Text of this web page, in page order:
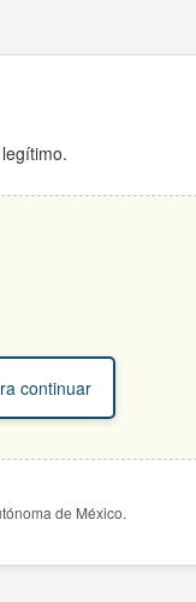
continuar
de México.